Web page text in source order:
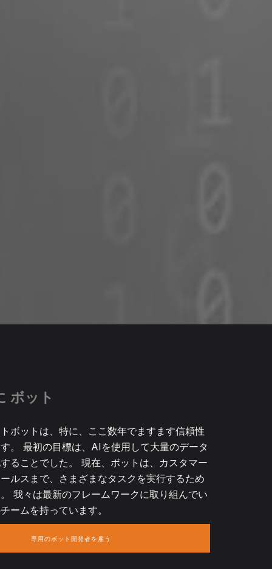
ボット
ボットは、特に、ここ数年でますます信頼性
。 最初の目標は、AIを使用して大量のデータ
ることでした。 現在、ボットは、カスタマー
ルスまで、さまざまなタスクを実行するため
我々は最新のフレームワークに取り組んでい
ームを持っています。
専用のボット開発者を雇う